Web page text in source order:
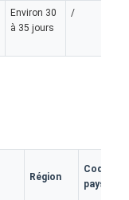
Environ 30
à 35 jours
/
Région
Code du
pays